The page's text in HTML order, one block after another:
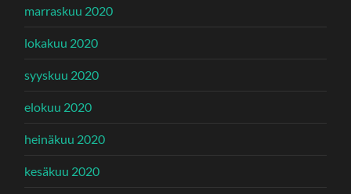
marraskuu 2020
lokakuu 2020
syyskuu 2020
elokuu 2020
heinäkuu 2020
kesäkuu 2020